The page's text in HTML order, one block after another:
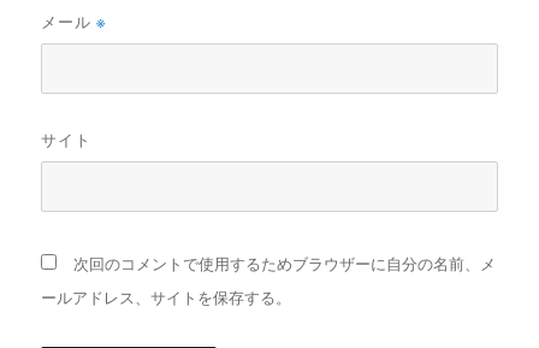
メール※
サイト
次回のコメントで使用するためブラウザーに自分の名前、メ
ールアドレス、サイトを保存する。